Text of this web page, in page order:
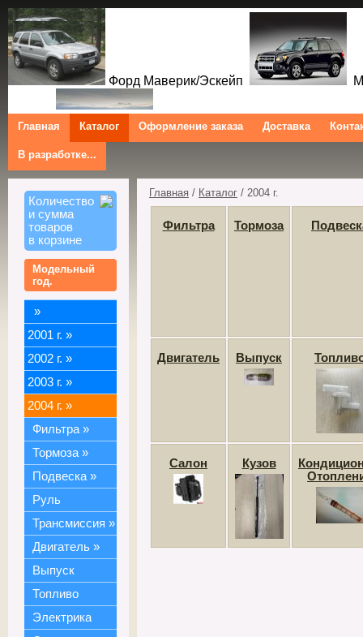
Форд Маверик/Эскейп
Трибют
Ford Maverick/Escape
Tribute Ford Kuga/Escape
Главная Каталог Оформление заказа Доставка
В разработке...
Количество
и сумма
товаров
в корзине
Модельный
год.
»
2001 г. »
2002 г. »
2003 г. »
2004 г. »
Фильтра »
Тормоза »
Подвеска »
Руль
Трансмиссия »
Двигатель »
Выпуск
Топливо
Электрика
Главная / Каталог / 2004 г.
Фильтра Тормоза
Двигатель Выпуск
Салон Кузов